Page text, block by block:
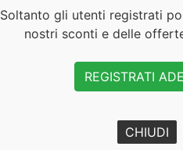
Soltanto gli utenti registrati
nostri sconti e delle
REGISTRATI
CHIUDI